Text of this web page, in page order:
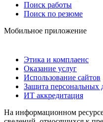
Поиск работы
Поиск по резюме
Мобильное приложение
Этика и комплаенс
Оказание услуг
Использование сайтов
Защита персональных
ИТ аккредитация
На информационном